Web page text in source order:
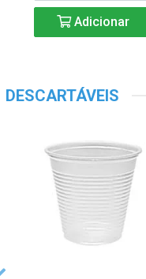
Adicionar
DESCARTÁVEIS